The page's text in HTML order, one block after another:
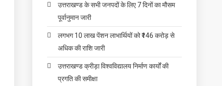
उत्तराखण्ड के सभी जनपदों के लिए 7 दिनों का मौसम
पूर्वानुमान जारी
लगभग 10 लाख पेंशन लाभार्थियों को ₹146 करोड़ से
अधिक की राशि जारी
उत्तराखण्ड क्रीड़ा विश्वविद्यालय निर्माण कार्यों की
प्रगति की समीक्षा